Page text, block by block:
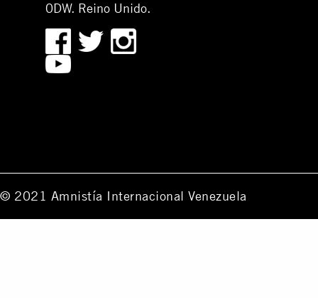
0DW. Reino Unido.
© 2021 Amnistía Internacional Venezuela